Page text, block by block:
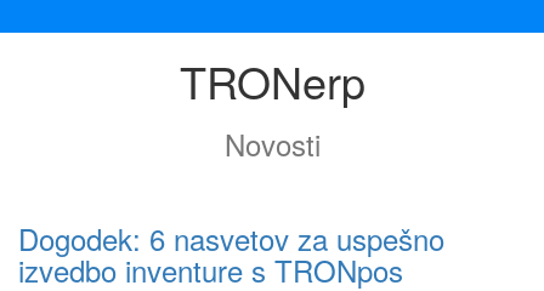
TRONerp
Novosti
Dogodek: 6 nasvetov za uspešno
izvedbo inventure s TRONpos